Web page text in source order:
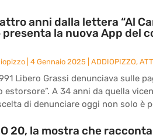
anni dalla lettera “Al
la nuova App del
4 Gennaio 2025 ADDIOPIZZO,
Libero Grassi denunciava sulle
estorsore”. A 34 anni da quella
di denunciare oggi non solo è
20, la mostra che